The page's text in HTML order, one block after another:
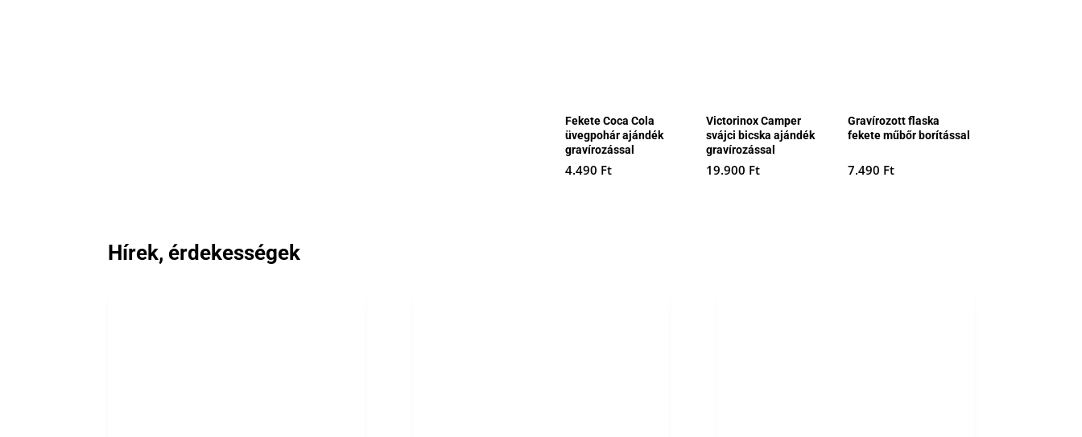
Fekete Coca Cola
üvegpohár ajándék
gravírozással
4.490 Ft
Victorinox Camper
svájci bicska ajándék
gravírozással
19.900 Ft
Gravírozott flaska
fekete műbőr borítással
7.490 Ft
Hírek, érdekességek